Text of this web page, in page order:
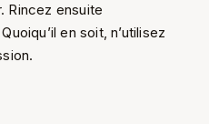
Rincez ensuite
en soit, n’utilisez